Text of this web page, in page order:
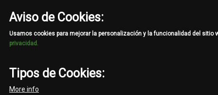
Aviso de Cookies:
Usamos cookies para mejorar la personalización y la funcionalidad del sitio
privacidad.
Tipos de Cookies:
More info